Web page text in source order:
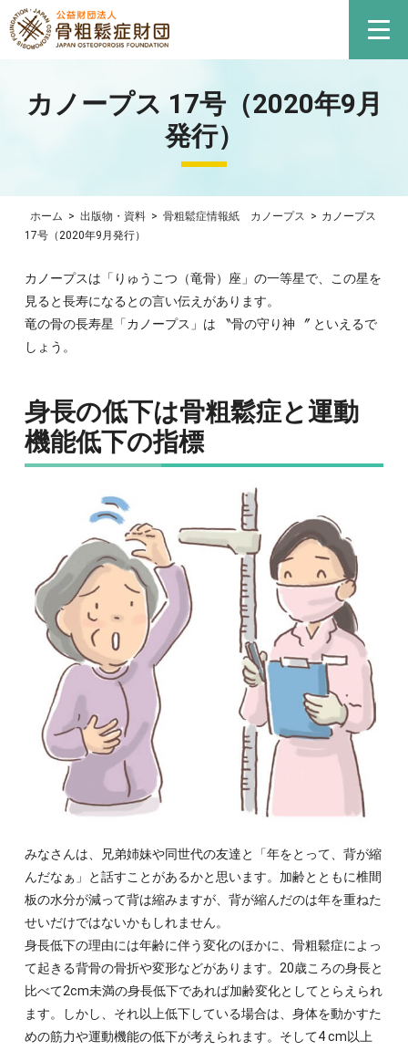
カノープス 17号（2020年9月
発行）
ホーム > 出版物・資料 > 骨粗鬆症情報紙 カノープス > カノープス
17号（2020年9月発行）
カノープスは「りゅうこつ（竜骨）座」の一等星で、この星を
見ると長寿になるとの言い伝えがあります。
竜の骨の長寿星「カノープス」は 〝骨の守り神 〞 といえるで
しょう。
身長の低下は骨粗鬆症と運動
機能低下の指標
みなさんは、兄弟姉妹や同世代の友達と「年をとって、背が縮
んだなぁ」と話すことがあるかと思います。加齢とともに椎間
板の水分が減って背は縮みますが、背が縮んだのは年を重ねた
せいだけではないかもしれません。
身長低下の理由には年齢に伴う変化のほかに、骨粗鬆症によっ
て起きる背骨の骨折や変形などがあります。20歳ころの身長と
比べて2cm未満の身長低下であれば加齢変化としてとらえられ
ます。しかし、それ以上低下している場合は、身体を動かすた
めの筋力や運動機能の低下が考えられます。そして4 cm以上